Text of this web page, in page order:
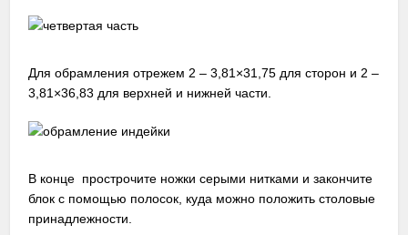
Для обрамления отрежем 2 – 3,81×31,75 для сторон и 2 –
3,81×36,83 для верхней и нижней части.
В конце прострочите ножки серыми нитками и закончите
блок с помощью полосок, куда можно положить столовые
принадлежности.